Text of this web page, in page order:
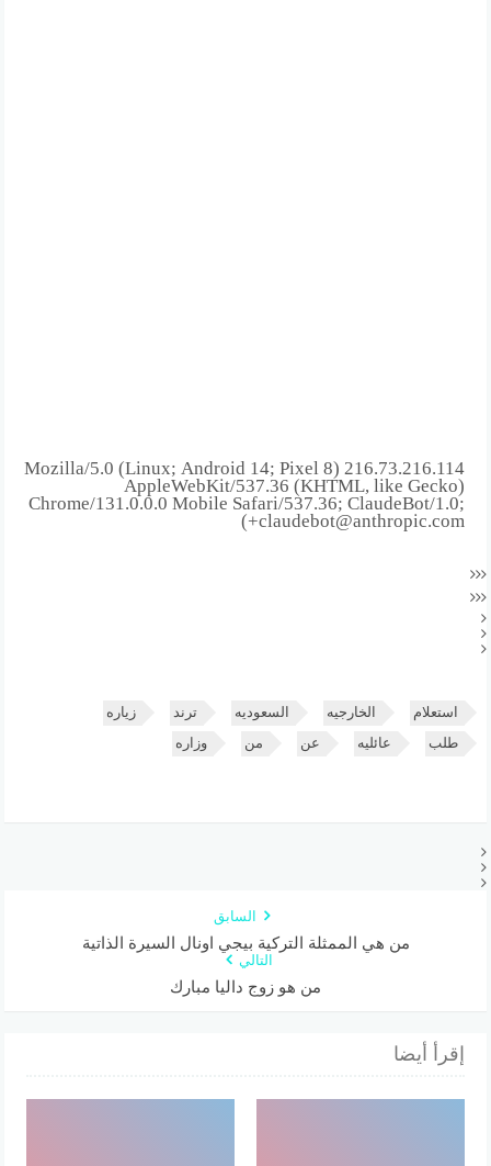
216.73.216.114 Mozilla/5.0 (Linux; Android 14; Pixel 8)
AppleWebKit/537.36 (KHTML, like Gecko)
Chrome/131.0.0.0 Mobile Safari/537.36; ClaudeBot/1.0;
+claudebot@anthropic.com)
استعلام الخارجيه السعوديه ترند زياره
طلب عائليه عن من وزاره
السابق
من هي الممثلة التركية بيجي اونال السيرة الذاتية
التالي
من هو زوج داليا مبارك
إقرأ أيضا